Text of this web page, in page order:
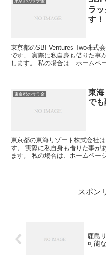
東京都のサラ金
ラ
す！
東京都のSBI Ventures Two株式
です。 実際に私自身も借りた事
します。 私の場合は、ホームペ
東京都のサラ金
東海
でも
東京都の東海リゾート株式会社
す。 実際に私自身も借りた事が
ます。 私の場合は、ホームペー
スポン
鹿島
可能